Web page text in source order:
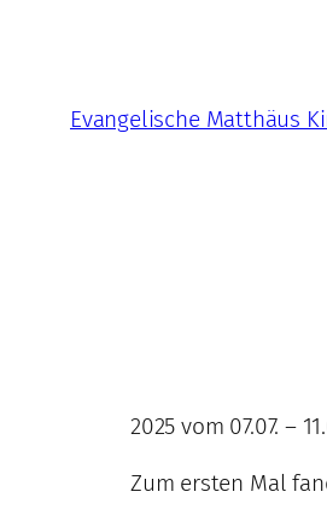
springenEvangelische Matthäus
2025 vom 07.07. –
Zum ersten Mal